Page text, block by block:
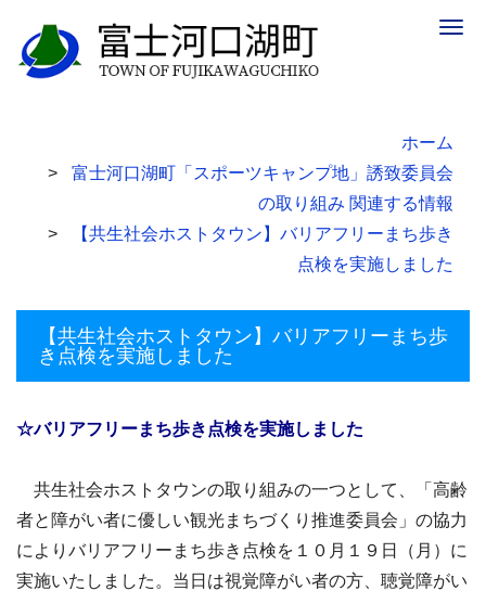
ホーム
富士河口湖町「スポーツキャンプ地」誘致委員会
の取り組み 関連する情報
【共生社会ホストタウン】バリアフリーまち歩き
点検を実施しました
【共生社会ホストタウン】バリアフリーまち歩
き点検を実施しました
☆バリアフリーまち歩き点検を実施しました
共生社会ホストタウンの取り組みの一つとして、「高齢
者と障がい者に優しい観光まちづくり推進委員会」の協力
によりバリアフリーまち歩き点検を１０月１９日（月）に
実施いたしました。当日は視覚障がい者の方、聴覚障がい